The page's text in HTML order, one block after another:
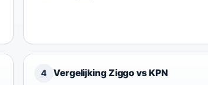
4 Vergelijking Ziggo vs KPN